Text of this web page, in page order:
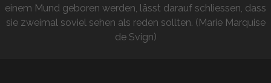
einem Mund geboren werden, lässt darauf schliessen, dass
sie zweimal soviel sehen als reden sollten. (Marie Marquise
de Svign)